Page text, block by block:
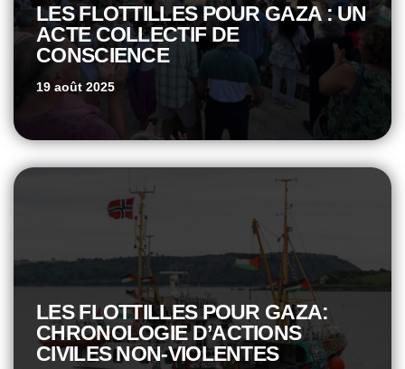
LES FLOTTILLES POUR GAZA : UN
ACTE COLLECTIF DE
CONSCIENCE
19 août 2025
LES FLOTTILLES POUR GAZA:
CHRONOLOGIE D’ACTIONS
CIVILES NON-VIOLENTES